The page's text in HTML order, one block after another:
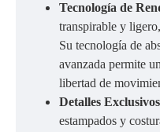
Tecnología de
transpirable y
Su tecnología de
avanzada permite
libertad de
Detalles
estampados y